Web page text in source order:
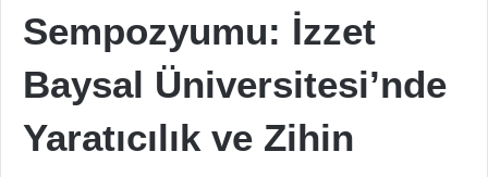
Sempozyumu: İzzet
Baysal Üniversitesi’nde
Yaratıcılık ve Zihin